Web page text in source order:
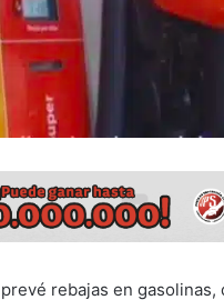
rebajas en gasolinas,